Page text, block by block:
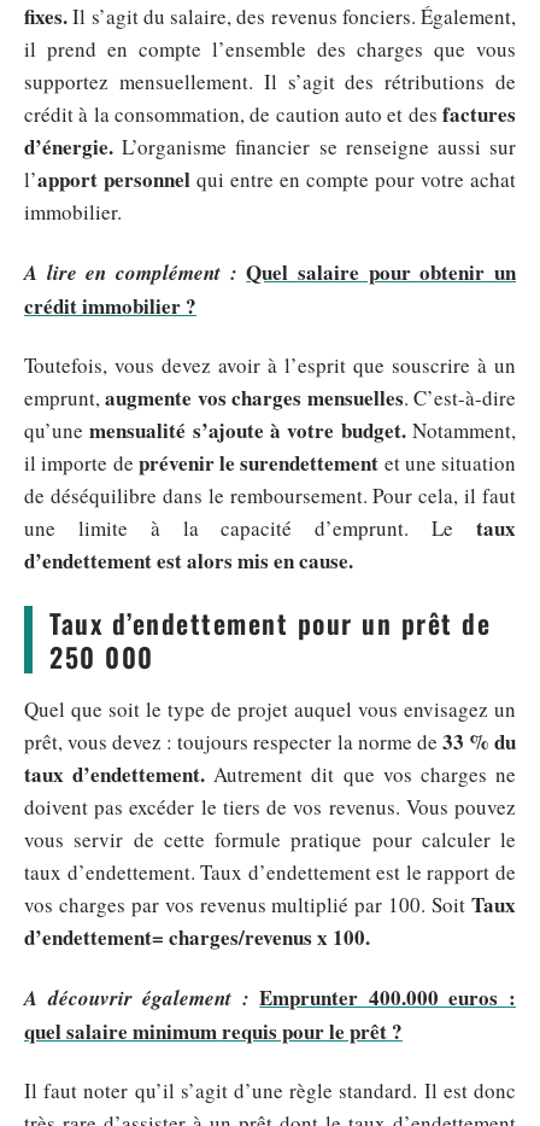
fixes.Il s’agit du salaire, des revenus fonciers. Également,
il prend en compte l’ensemble des charges que vous
supportez mensuellement. Il s’agit des rétributions de
crédit à la consommation, de caution auto et des factures
d’énergie.L’organisme financier se renseigne aussi sur
l’apport personnel qui entre en compte pour votre achat
immobilier.
A lire en complément : Quel salaire pour obtenir un
crédit immobilier ?
Toutefois, vous devez avoir à l’esprit que souscrire à un
emprunt,augmente vos charges mensuelles. C’est-à-dire
qu’unemensualité s’ajoute à votre budget.Notamment,
il importe de prévenir le surendettement et une situation
de déséquilibre dans le remboursement. Pour cela, il faut
une limite à la capacité d’emprunt. Le taux
d’endettement est alors mis en cause.
Taux d’endettement pour un prêt de
250 000
Quel que soit le type de projet auquel vous envisagez un
prêt, vous devez : toujours respecter la norme de 33 % du
taux d’endettement. Autrement dit que vos charges ne
doivent pas excéder le tiers de vos revenus. Vous pouvez
vous servir de cette formule pratique pour calculer le
taux d’endettement. Taux d’endettement est le rapport de
vos charges par vos revenus multiplié par 100. Soit Taux
d’endettement= charges/revenus x 100.
A découvrir également : Emprunter 400.000 euros :
quel salaire minimum requis pour le prêt ?
Il faut noter qu’il s’agit d’une règle standard. Il est donc